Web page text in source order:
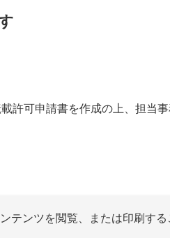
許可申請書を作成の上、担当
テンツを閲覧、または印刷す